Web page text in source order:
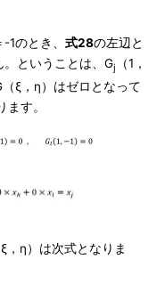
のとき、 式28の左辺と
。ということは、Gj
（1，
ξ，η）はゼロとなって
す。
η）は次式となりま